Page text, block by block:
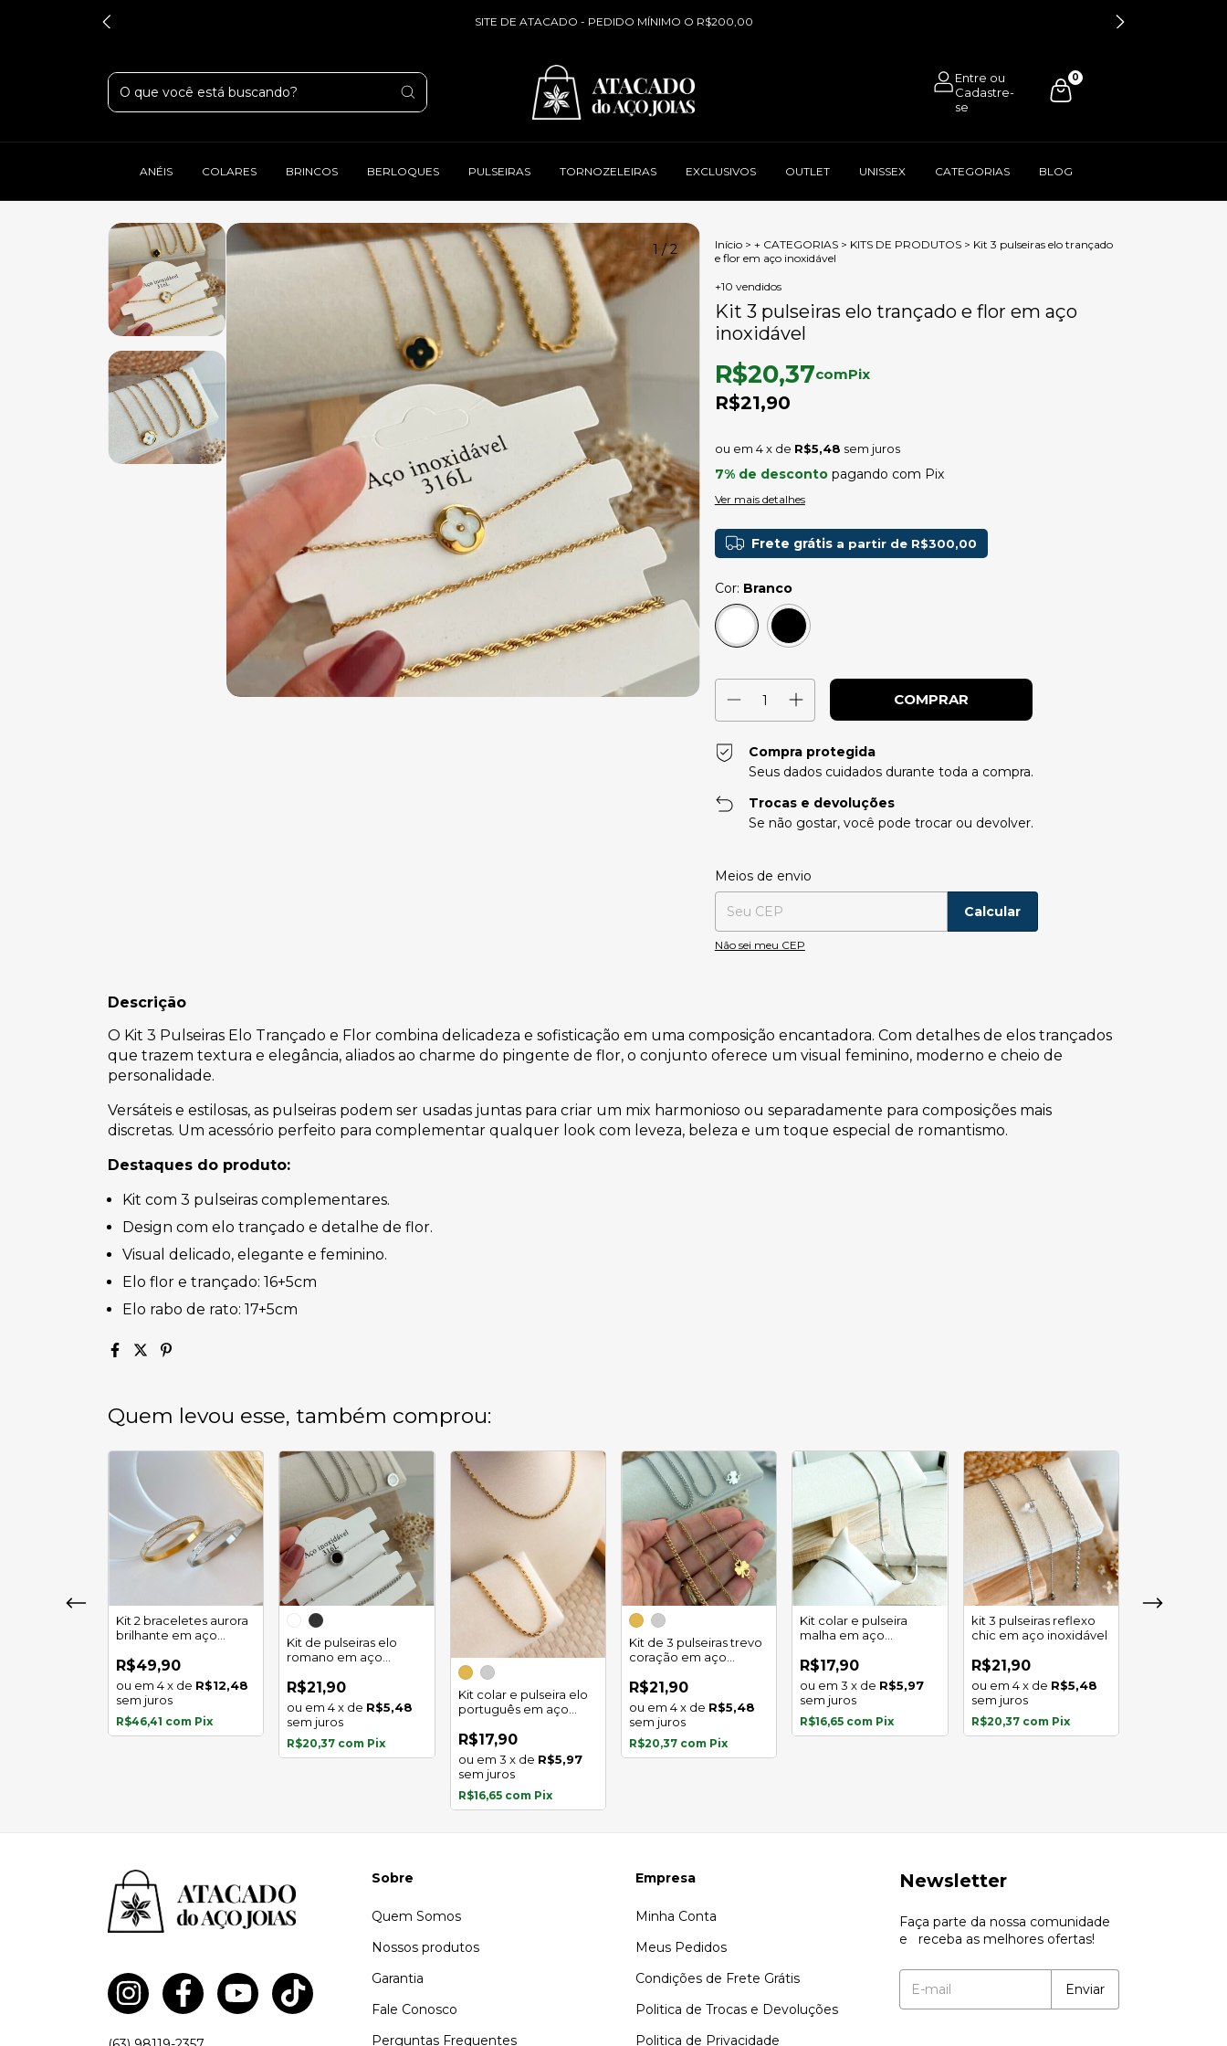
SITE DE ATACADO - PEDIDO MÍNIMO O R$200,00
0
ANÉIS COLARES BRINCOS BERLOQUES PULSEIRAS TORNOZELEIRAS EXCLUSIVOS OUTLET UNISSEX CATEGORIAS BLOG
1 /2 Início > + CATEGORIAS > KITS DE PRODUTOS > Kit 3 pulseiras elo trançado
e flor em aço inoxidável
+10 vendidos
Kit 3 pulseiras elo trançado e flor em aço
inoxidável
R$21,90
R$20,37comPix
4 x de R$5,48 sem juros
7% de descontopagando com Pix
Ver mais detalhes
Frete grátis a partir de R$300,00
Cor: Branco
Compra protegida
Seus dados cuidados durante toda a compra.
Trocas e devoluções
Se não gostar, você pode trocar ou devolver.
Entregas para o CEP:
Meios de envio
Calcular
Não sei meu CEP
Descrição
O Kit 3 Pulseiras Elo Trançado e Flor combina delicadeza e sofisticação em uma composição encantadora. Com detalhes de elos trançados
que trazem textura e elegância, aliados ao charme do pingente de flor, o conjunto oferece um visual feminino, moderno e cheio de
personalidade.
Versáteis e estilosas, as pulseiras podem ser usadas juntas para criar um mix harmonioso ou separadamente para composições mais
discretas. Um acessório perfeito para complementar qualquer look com leveza, beleza e um toque especial de romantismo.
Destaques do produto:
Kit com 3 pulseiras complementares.
Design com elo trançado e detalhe de flor.
Visual delicado, elegante e feminino.
Elo flor e trançado: 16+5cm
Elo rabo de rato: 17+5cm
Quem levou esse, também comprou:
Kit 2 braceletes aurora
brilhante em aço
R$49,90
4x de R$12,48
sem juros
R$46,41 com Pix
Kit de pulseiras elo
romano em aço
R$21,90
4 x de R$5,48
sem juros
R$20,37 com Pix
Kit colar e pulseira elo
português em aço
R$17,90
3 x de R$5,97
sem juros
R$16,65 com Pix
Kit de 3 pulseiras trevo
coração em aço
R$21,90
4x de R$5,48
sem juros
R$20,37 com Pix
Kit colar e pulseira
malha em aço
R$17,90
3 x de R$5,97
sem juros
R$16,65 com Pix
kit 3 pulseiras reflexo
chic em aço inoxidável
R$21,90
4 x de R$5,48
sem juros
R$20,37 com Pix
Sobre
Quem Somos
Nossos produtos
Garantia
Fale Conosco
Perguntas Frequentes
Empresa
Minha Conta
Meus Pedidos
Condições de Frete Grátis
Politica de Trocas e Devoluções
Politica de Privacidade
Newsletter
Faça parte da nossa comunidade
e receba as melhores ofertas!